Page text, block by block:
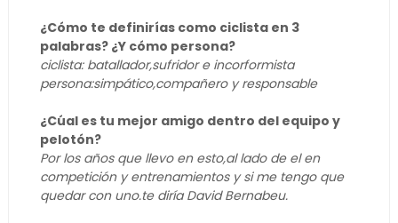
¿Cómo te definirías como ciclista en 3
palabras? ¿Y cómo persona?
ciclista: batallador,sufridor e incorformista
persona:simpático,compañero y responsable
¿Cúal es tu mejor amigo dentro del equipo y
pelotón?
Por los años que llevo en esto,al lado de el en
competición y entrenamientos y si me tengo que
quedar con uno.te diría David Bernabeu.